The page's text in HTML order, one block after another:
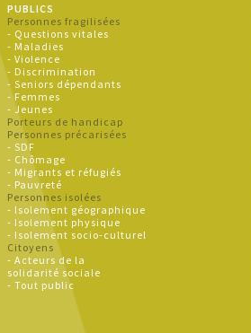
PUBLICS
Personnes fragilisées
- Questions vitales
- Maladies
- Violence
- Discrimination
- Seniors dépendants
- Femmes
- Jeunes
Porteurs de handicap
Personnes précarisées
- SDF
- Chômage
- Migrants et réfugiés
- Pauvreté
Personnes isolées
- Isolement géographique
- Isolement physique
- Isolement socio-culturel
Citoyens
- Acteurs de la
solidarité sociale
- Tout public